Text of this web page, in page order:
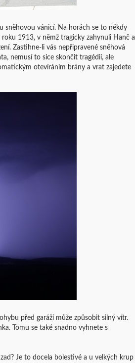
sněhovou vánicí. Na horách se to někdy
1913, v němž tragicky zahynuli Hanč a
Zastihne-li vás nepřipravené sněhová
nemusí to sice skončit tragédií, ale
otevíráním brány a vrat zajedete
před garáží může způsobit silný vítr.
Tomu se také snadno vyhnete s
Je to docela bolestivé a u velkých krup